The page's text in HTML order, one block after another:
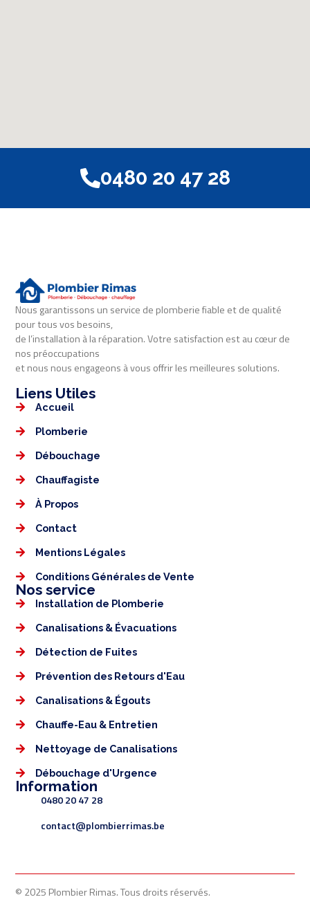
0480 20 47 28
Nous garantissons un service de plomberie fiable et de qualité
pour tous vos besoins,
de l’installation à la réparation. Votre satisfaction est au cœur de
nos préoccupations
et nous nous engageons à vous offrir les meilleures solutions.
Liens Utiles​​
Accueil
Plomberie
Débouchage
Chauffagiste
À Propos
Contact
Mentions Légales​
Conditions Générales de Vente
Nos service
Installation de Plomberie
Canalisations & Évacuations
Détection de Fuites
Prévention des Retours d'Eau
Canalisations & Égouts
Chauffe-Eau & Entretien
Nettoyage de Canalisations
Débouchage d'Urgence
Information
0480 20 47 28
contact@plombierrimas.be
© 2025 Plombier Rimas. Tous droits réservés.